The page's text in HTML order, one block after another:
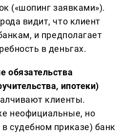
(«шопинг заявками»).
видит, что клиент
и предполагает
в деньгах.
обязательства
ипотеки)
клиенты.
неофициальные, но
судебном приказе) банк